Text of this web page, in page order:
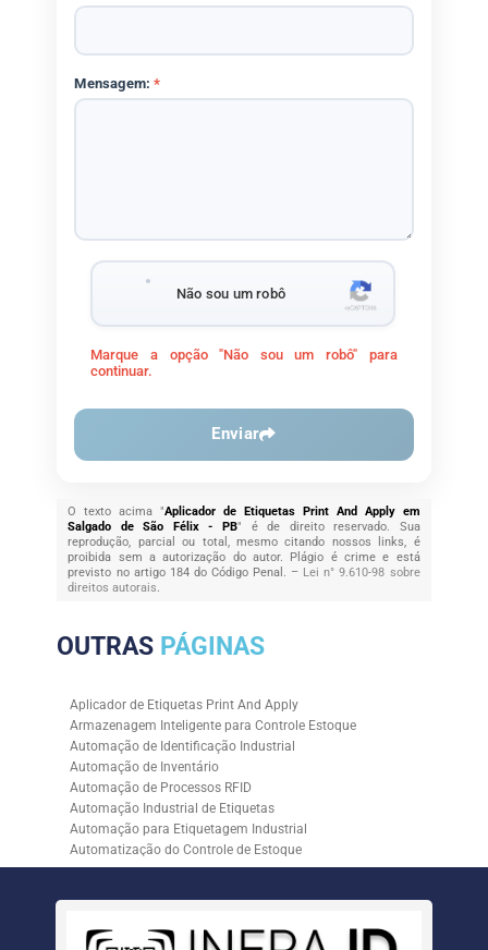
Mensagem:*
Não sou um robô
Marque a opção "Não sou um robô" para
continuar.
Enviar
O texto acima "Aplicador de Etiquetas Print And Apply em
Salgado de São Félix - PB" é de direito reservado. Sua
reprodução, parcial ou total, mesmo citando nossos links, é
proibida sem a autorização do autor. Plágio é crime e está
previsto no artigo 184 do Código Penal. – Lei n° 9.610-98 sobre
direitos autorais.
OUTRAS PÁGINAS
Aplicador de Etiquetas Print And Apply
Armazenagem Inteligente para Controle Estoque
Automação de Identificação Industrial
Automação de Inventário
Automação de Processos RFID
Automação Industrial de Etiquetas
Automação para Etiquetagem Industrial
Automatização do Controle de Estoque
Controle de Estoque com RFID
Empresa de Automação para Processos Logísticos